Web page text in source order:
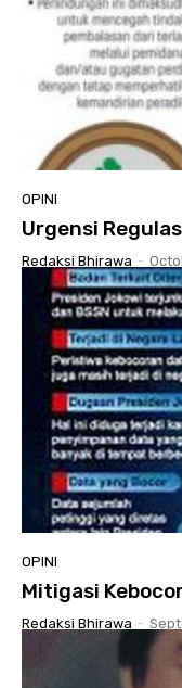
OPINI
Urgensi
Redaksi Bhirawa -
OPINI
Mitigasi
Redaksi Bhirawa -